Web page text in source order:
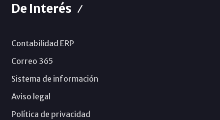
De Interés
Contabilidad ERP
Correo 365
Sistema de información
Aviso legal
Política de privacidad